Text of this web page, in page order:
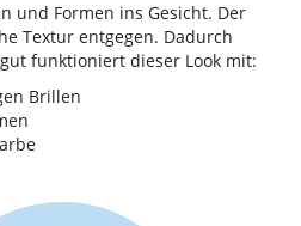
und Formen ins Gesicht. Der
Textur entgegen. Dadurch
funktioniert dieser Look mit:
Brillen